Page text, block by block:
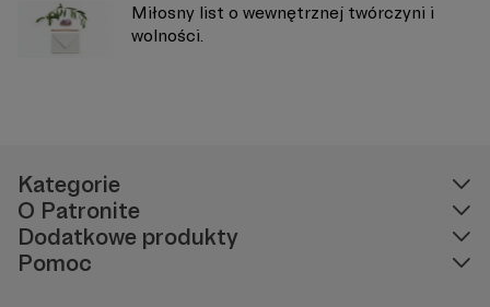
Miłosny list o wewnętrznej twórczyni i
wolności.
Kategorie
O Patronite
Dodatkowe produkty
Pomoc